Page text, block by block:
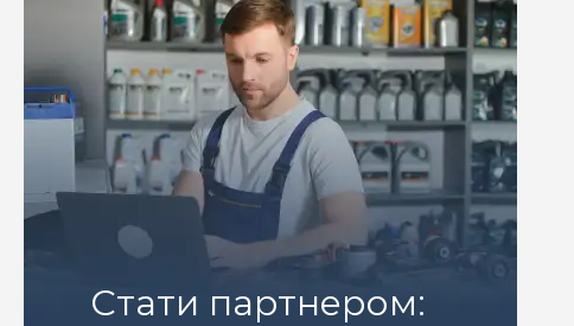
Стати партнером: